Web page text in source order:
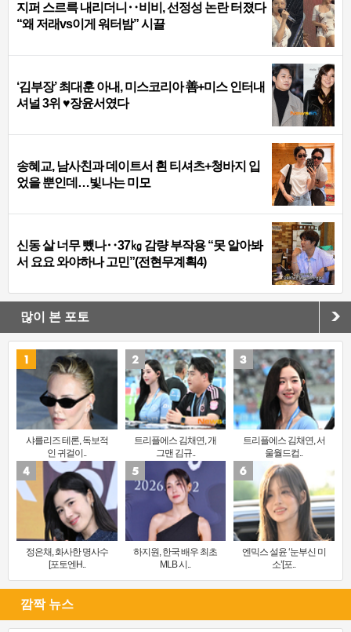
지퍼 스르륵 내리더니‥비비, 선정성 논란 터졌다
“왜 저래vs이게 워터밤” 시끌
‘김부장’ 최대훈 아내, 미스코리아 善+미스 인터내
셔널 3위 ♥장윤서였다
송혜교, 남사친과 데이트서 흰 티셔츠+청바지 입
었을 뿐인데…빛나는 미모
신동 살 너무 뺐나‥37㎏ 감량 부작용 “못 알아봐
서 요요 와야하나 고민”(전현무계획4)
많이 본 포토
샤를리즈 테론, 독보적
인 귀걸이..
트리플에스 김채연, 개
그맨 김규..
트리플에스 김채연, 서
울월드컵..
정은채, 화사한 명사수
[포토엔H..
하지원, 한국 배우 최초
MLB 시..
엔믹스 설윤 ‘눈부신 미
소’[포..
깜짝 뉴스